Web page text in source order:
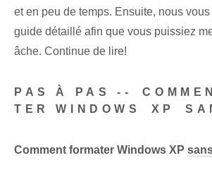
et en peu de temps. Ensuite, nous
guide détaillé afin que vous puissiez
âche. Continue de lire!
PAS À PAS --⁤
TER WINDOWS⁢ XP
Comment formater Windows XP